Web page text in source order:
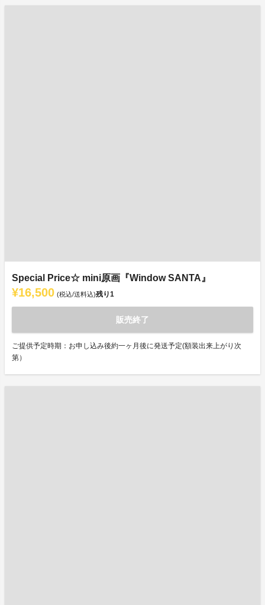
Special Price☆ mini原画『Window SANTA』
¥16,500 (税込/送料込)残り1
販売終了
ご提供予定時期：お申し込み後約一ヶ月後に発送予定(額装出来上がり次
第）